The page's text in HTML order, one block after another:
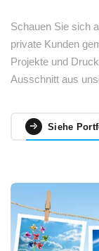
Schauen Sie sich
private Kunden
Projekte und
Ausschnitt aus
Siehe